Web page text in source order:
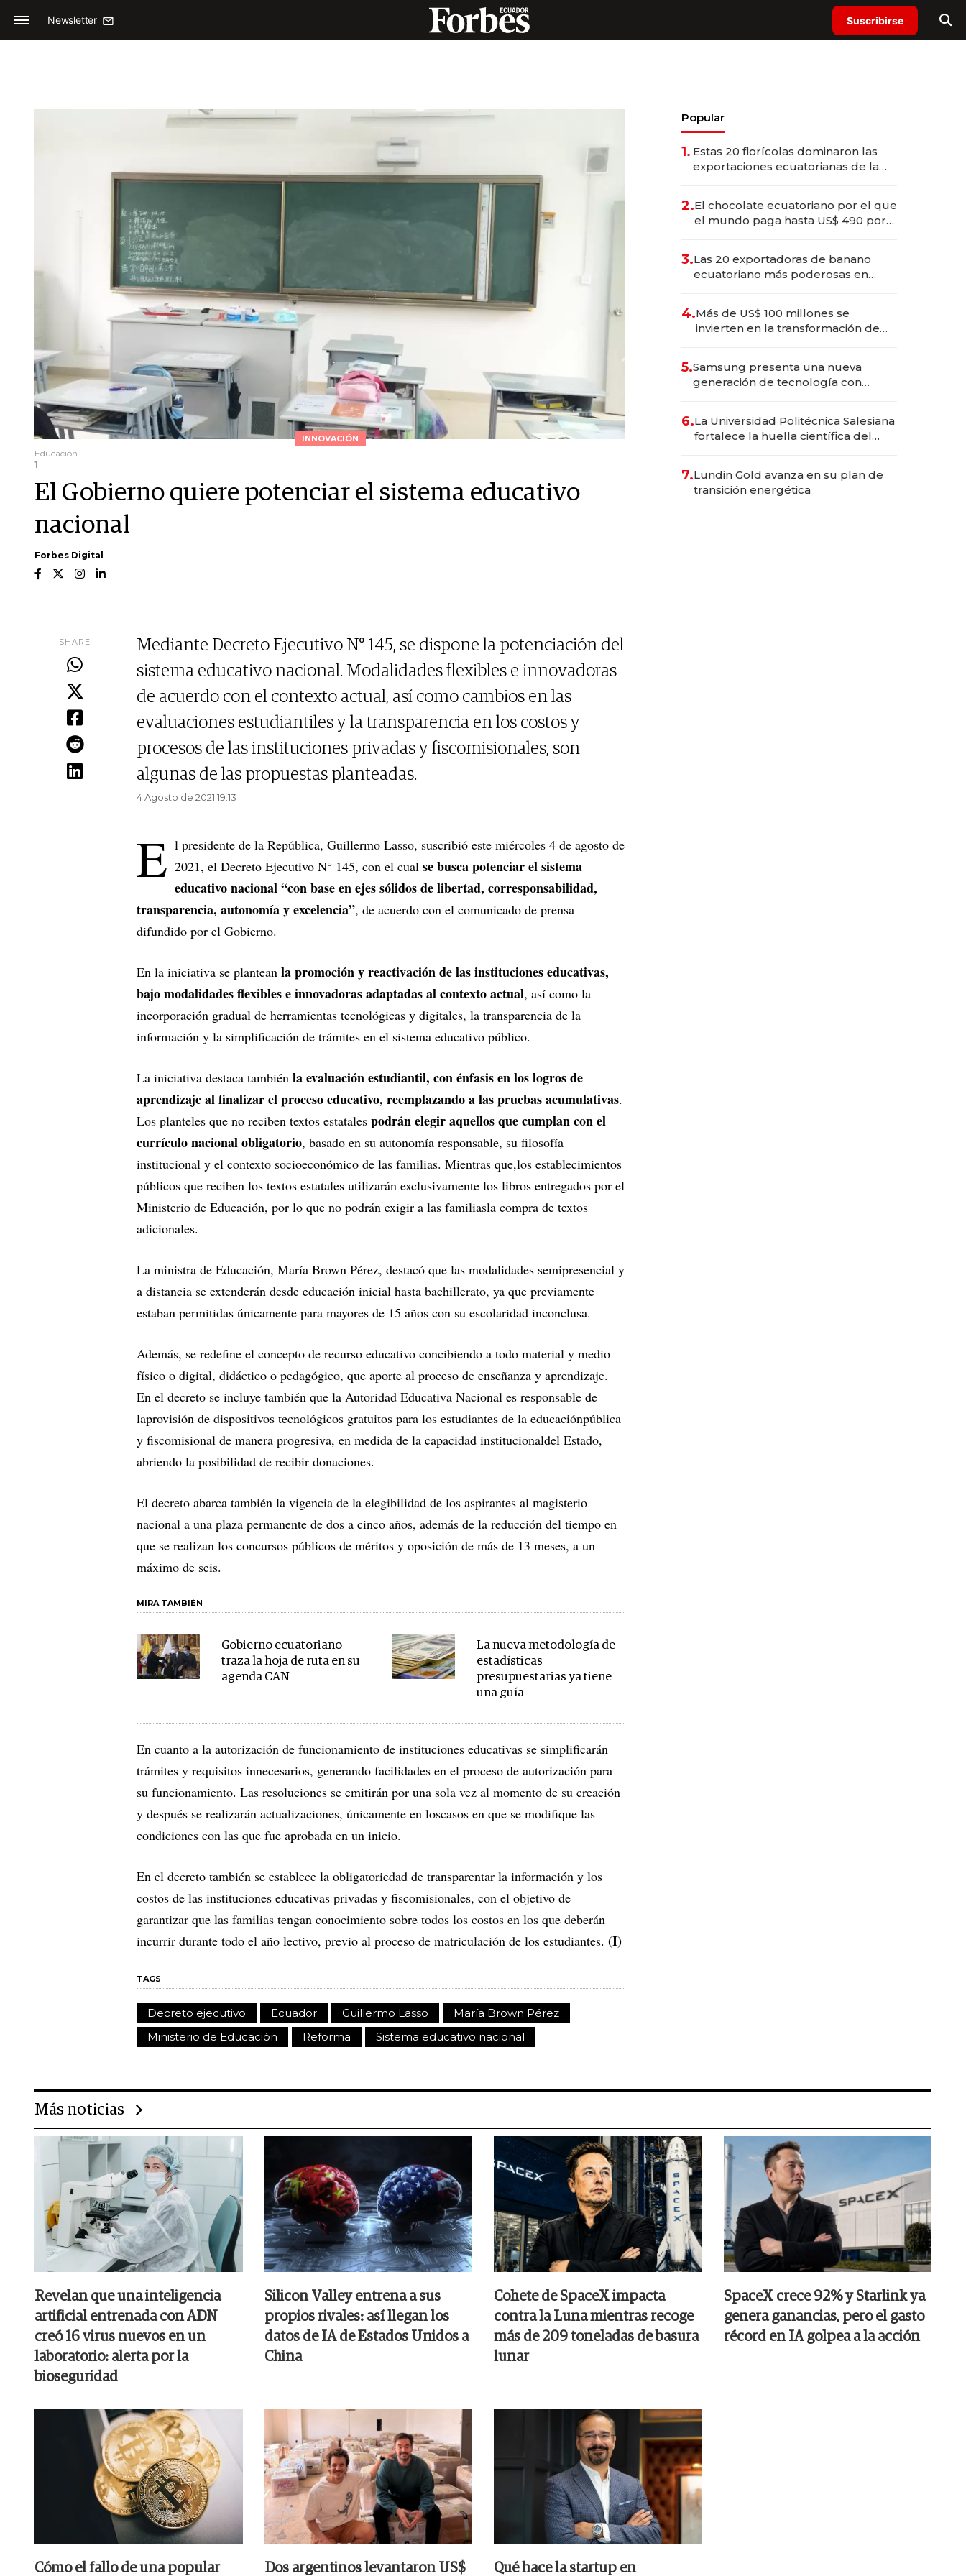
Newsletter Suscribirse
INNOVACIÓN
Educación
1
El Gobierno quiere potenciar el sistema educativo
nacional
Forbes Digital
SHARE
Mediante Decreto Ejecutivo N° 145, se dispone la potenciación del
sistema educativo nacional. Modalidades flexibles e innovadoras
de acuerdo con el contexto actual, así como cambios en las
evaluaciones estudiantiles y la transparencia en los costos y
procesos de las instituciones privadas y fiscomisionales, son
algunas de las propuestas planteadas.
4 Agosto de 2021 19.13
E l presidente de la República, Guillermo Lasso, suscribió este miércoles 4 de agosto de
2021, el Decreto Ejecutivo N° 145, con el cual se busca potenciar el sistema
educativo nacional “con base en ejes sólidos de libertad, corresponsabilidad,
transparencia, autonomía y excelencia”, de acuerdo con el comunicado de prensa
difundido por el Gobierno.
En la iniciativa se plantean la promoción y reactivación de las instituciones educativas,
bajo modalidades flexibles e innovadoras adaptadas al contexto actual, así como la
incorporación gradual de herramientas tecnológicas y digitales, la transparencia de la
información y la simplificación de trámites en el sistema educativo público.
La iniciativa destaca también la evaluación estudiantil, con énfasis en los logros de
aprendizaje al finalizar el proceso educativo, reemplazando a las pruebas acumulativas.
Los planteles que no reciben textos estatales podrán elegir aquellos que cumplan con el
currículo nacional obligatorio, basado en su autonomía responsable, su filosofía
institucional y el contexto socioeconómico de las familias. Mientras que,los establecimientos
públicos que reciben los textos estatales utilizarán exclusivamente los libros entregados por el
Ministerio de Educación, por lo que no podrán exigir a las familiasla compra de textos
adicionales.
La ministra de Educación, María Brown Pérez, destacó que las modalidades semipresencial y
a distancia se extenderán desde educación inicial hasta bachillerato, ya que previamente
estaban permitidas únicamente para mayores de 15 años con su escolaridad inconclusa.
Además, se redefine el concepto de recurso educativo concibiendo a todo material y medio
físico o digital, didáctico o pedagógico, que aporte al proceso de enseñanza y aprendizaje.
En el decreto se incluye también que la Autoridad Educativa Nacional es responsable de
laprovisión de dispositivos tecnológicos gratuitos para los estudiantes de la educaciónpública
y fiscomisional de manera progresiva, en medida de la capacidad institucionaldel Estado,
abriendo la posibilidad de recibir donaciones.
El decreto abarca también la vigencia de la elegibilidad de los aspirantes al magisterio
nacional a una plaza permanente de dos a cinco años, además de la reducción del tiempo en
que se realizan los concursos públicos de méritos y oposición de más de 13 meses, a un
máximo de seis.
MIRA TAMBIÉN
Gobierno ecuatoriano
traza la hoja de ruta en su
agenda CAN
La nueva metodología de
estadísticas
presupuestarias ya tiene
una guía
En cuanto a la autorización de funcionamiento de instituciones educativas se simplificarán
trámites y requisitos innecesarios, generando facilidades en el proceso de autorización para
su funcionamiento. Las resoluciones se emitirán por una sola vez al momento de su creación
y después se realizarán actualizaciones, únicamente en loscasos en que se modifique las
condiciones con las que fue aprobada en un inicio.
En el decreto también se establece la obligatoriedad de transparentar la información y los
costos de las instituciones educativas privadas y fiscomisionales, con el objetivo de
garantizar que las familias tengan conocimiento sobre todos los costos en los que deberán
incurrir durante todo el año lectivo, previo al proceso de matriculación de los estudiantes. (I)
TAGS
Decreto ejecutivo Ecuador Guillermo Lasso
María Brown Pérez
Ministerio de Educación
Reforma Sistema educativo nacional
Popular
1. Estas 20 florícolas dominaron las
exportaciones ecuatorianas de la
2.El chocolate ecuatoriano por el que
el mundo paga hasta US$ 490 por
3.Las 20 exportadoras de banano
ecuatoriano más poderosas en
4.Más de US$ 100 millones se
invierten en la transformación de
5.Samsung presenta una nueva
generación de tecnología con
6.La Universidad Politécnica Salesiana
fortalece la huella científica del
7.Lundin Gold avanza en su plan de
transición energética
Más noticias
Revelan que una inteligencia
artificial entrenada con ADN
creó 16 virus nuevos en un
laboratorio: alerta por la
bioseguridad
Silicon Valley entrena a sus
propios rivales: así llegan los
datos de IA de Estados Unidos a
China
Cohete de SpaceX impacta
contra la Luna mientras recoge
más de 209 toneladas de basura
lunar
SpaceX crece 92% y Starlink ya
genera ganancias, pero el gasto
récord en IA golpea a la acción
Cómo el fallo de una popular Dos argentinos levantaron US$ Qué hace la startup en